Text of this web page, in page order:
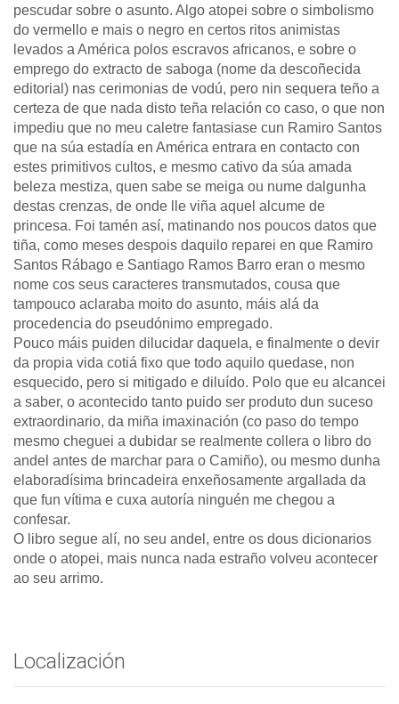
pescudar sobre o asunto. Algo atopei sobre o simbolismo
do vermello e mais o negro en certos ritos animistas
levados a América polos escravos africanos, e sobre o
emprego do extracto de saboga (nome da descoñecida
editorial) nas cerimonias de vodú, pero nin sequera teño a
certeza de que nada disto teña relación co caso, o que non
impediu que no meu caletre fantasiase cun Ramiro Santos
que na súa estadía en América entrara en contacto con
estes primitivos cultos, e mesmo cativo da súa amada
beleza mestiza, quen sabe se meiga ou nume dalgunha
destas crenzas, de onde lle viña aquel alcume de
princesa. Foi tamén así, matinando nos poucos datos que
tiña, como meses despois daquilo reparei en que Ramiro
Santos Rábago e Santiago Ramos Barro eran o mesmo
nome cos seus caracteres transmutados, cousa que
tampouco aclaraba moito do asunto, máis alá da
procedencia do pseudónimo empregado.
Pouco máis puiden dilucidar daquela, e finalmente o devir
da propia vida cotiá fixo que todo aquilo quedase, non
esquecido, pero si mitigado e diluído. Polo que eu alcancei
a saber, o acontecido tanto puido ser produto dun suceso
extraordinario, da miña imaxinación (co paso do tempo
mesmo cheguei a dubidar se realmente collera o libro do
andel antes de marchar para o Camiño), ou mesmo dunha
elaboradísima brincadeira enxeñosamente argallada da
que fun vítima e cuxa autoría ninguén me chegou a
confesar.
O libro segue alí, no seu andel, entre os dous dicionarios
onde o atopei, mais nunca nada estraño volveu acontecer
ao seu arrimo.
Localización